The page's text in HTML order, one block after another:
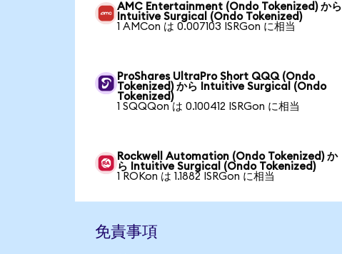
AMC Entertainment (Ondo Tokenized) から
Intuitive Surgical (Ondo Tokenized)
1 AMCon は 0.007103 ISRGon に相当
ProShares UltraPro Short QQQ (Ondo
Tokenized) から Intuitive Surgical (Ondo
Tokenized)
1 SQQQon は 0.100412 ISRGon に相当
Rockwell Automation (Ondo Tokenized) か
ら Intuitive Surgical (Ondo Tokenized)
1 ROKon は 1.1882 ISRGon に相当
免責事項